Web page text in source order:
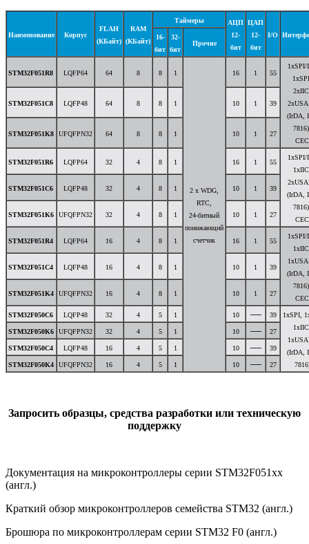
Наименование Корпус
FLAH
(КБайт)
RAM
(КБайт)
Таймеры
АЦП
12-
бит
ЦАП
12-
бит
I/O
16-
бит
32-
бит
Прочие
STM32F051R8 LQFP64 64 8 8 1
2 x WDG,
RTC,
24-битный
понижающий
счетчик
16 1 55
1xSPI/
(IrDA,
CEC
STM32F051C8 LQFP48 64 8 8 1 10 1 39
STM32F051K8 UFQFPN32 64 8 8 1 10 1 27
STM32F051R6 LQFP64 32 4 8 1 16 1 55
1xSPI/
(IrDA,
CEC
STM32F051C6 LQFP48 32 4 8 1 10 1 39
STM32F051K6 UFQFPN32 32 4 8 1 10 1 27
STM32F051R4 LQFP64 16 4 8 1 16 1 55
1xSPI/
(IrDA,
CEC
STM32F051C4 LQFP48 16 4 8 1 10 1 39
STM32F051K4 UFQFPN32 16 4 8 1 10 1 27
STM32F050C6 LQFP48 32 4 5 1 10 — 39
1xSPI,
(IrDA,
STM32F050K6 UFQFPN32 32 4 5 1 10 — 27
STM32F050C4 LQFP48 16 4 5 1 10 — 39
STM32F050K4 UFQFPN32 16 4 5 1 10 — 27
Запросить образцы, средства разработки или техническую
поддержку
Документация на микроконтроллеры серии STM32F051xx
(англ.)
Краткий обзор микроконтроллеров семейства STM32 (англ.)
Брошюра по микроконтроллерам серии STM32 F0 (англ.)